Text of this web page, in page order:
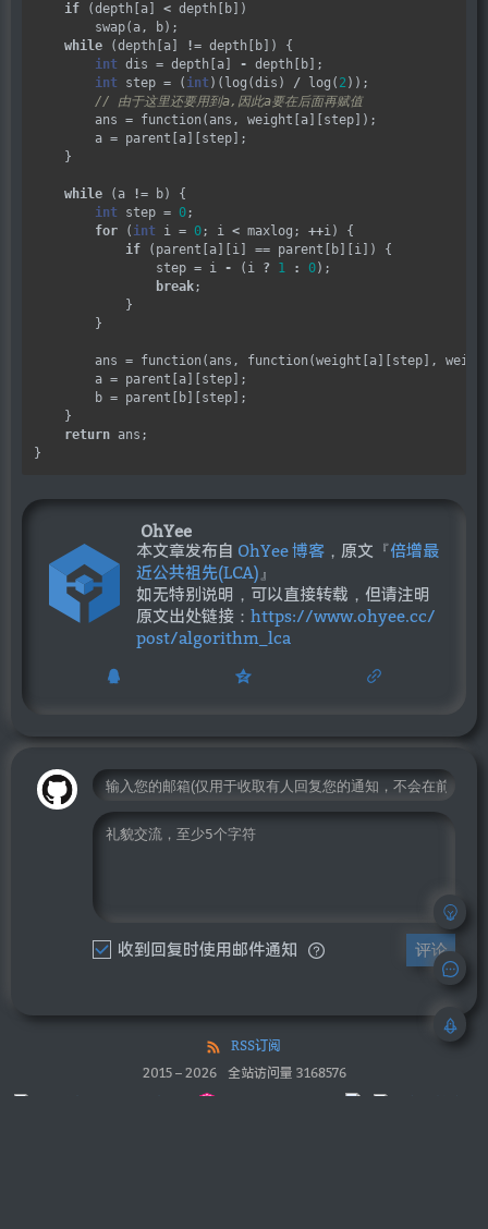
if (depth[a] < depth[b])
        swap(a, b);
while (depth[a] != depth[b]) {
int dis = depth[a] - depth[b];
int step = ( int )(log(dis) / log( 2 ));
        ans
= function(ans, weight[a][step]);
        a
= parent[a][step];
    }
while (a != b) {
int step = 0;
for ( int i = 0; i < maxlog; ++i) {
if (parent[a][i] == parent[b][i]) {
                step
= i - (i ? 1 : 0);
break;
            }
        }
        ans
= function(ans, function(weight[a][step],
        a
= parent[a][step];
        b
= parent[b][step];
    }
return ans;
OhYee
本文章发布自 OhYee 博客 ，原文『倍增最
近公共祖先(LCA) 』
如无特别说明，可以直接转载，但请注明
原文出处链接： https://www.ohyee.cc/
post/algorithm_lca
收到回复时使用邮件通知 评论
RSS订阅
2015– 2026 全站访问量 3168576